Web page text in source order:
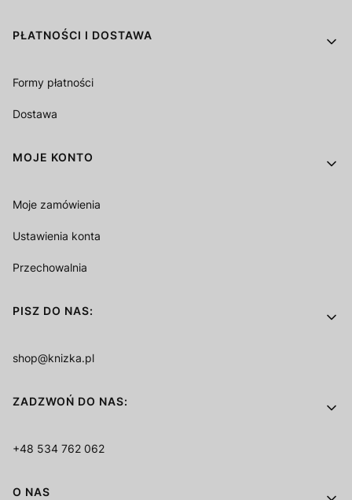
PŁATNOŚCI I DOSTAWA
Formy płatności
Dostawa
MOJE KONTO
Moje zamówienia
Ustawienia konta
Przechowalnia
PISZ DO NAS:
shop@knizka.pl
ZADZWOŃ DO NAS:
+48 534 762 062
O NAS